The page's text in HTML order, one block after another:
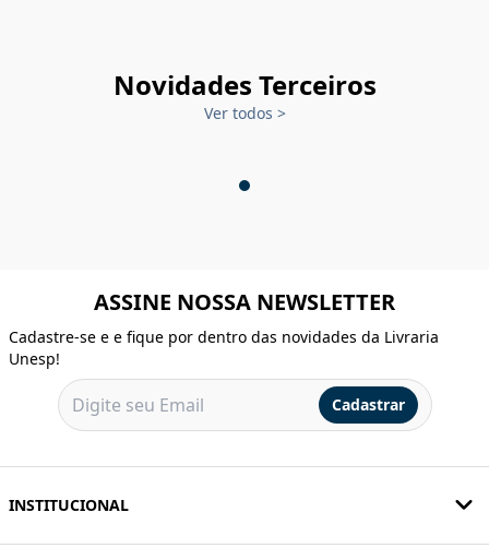
Novidades Terceiros
Ver todos >
ASSINE NOSSA NEWSLETTER
Cadastre-se e e fique por dentro das novidades da Livraria
Unesp!
Cadastrar
INSTITUCIONAL